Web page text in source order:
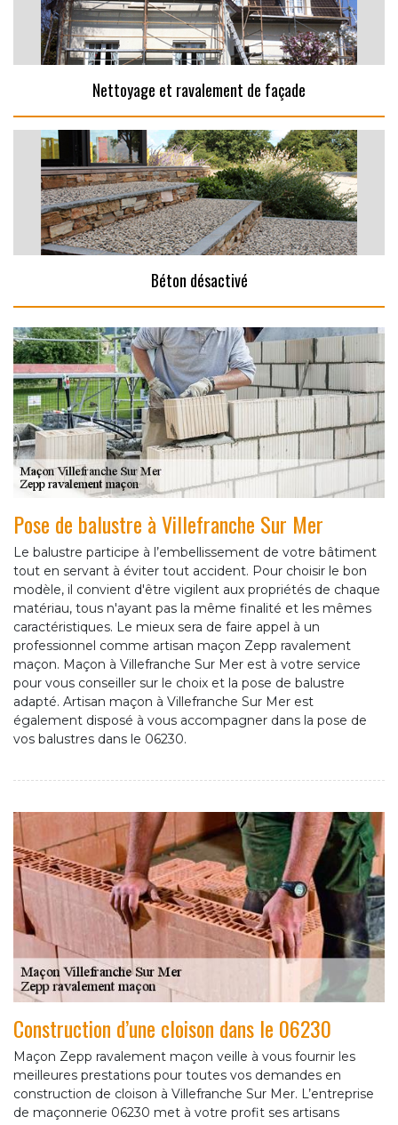
Nettoyage et ravalement de façade
Béton désactivé
Pose de balustre à Villefranche Sur Mer
Le balustre participe à l’embellissement de votre bâtiment
tout en servant à éviter tout accident. Pour choisir le bon
modèle, il convient d'être vigilent aux propriétés de chaque
matériau, tous n'ayant pas la même finalité et les mêmes
caractéristiques. Le mieux sera de faire appel à un
professionnel comme artisan maçon Zepp ravalement
maçon. Maçon à Villefranche Sur Mer est à votre service
pour vous conseiller sur le choix et la pose de balustre
adapté. Artisan maçon à Villefranche Sur Mer est
également disposé à vous accompagner dans la pose de
vos balustres dans le 06230.
Construction d’une cloison dans le 06230
Maçon Zepp ravalement maçon veille à vous fournir les
meilleures prestations pour toutes vos demandes en
construction de cloison à Villefranche Sur Mer. L’entreprise
de maçonnerie 06230 met à votre profit ses artisans